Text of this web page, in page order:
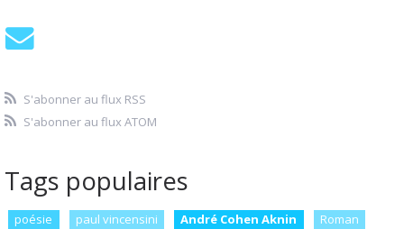
S'abonner au flux RSS
S'abonner au flux ATOM
Tags populaires
poésie paul vincensini André Cohen Aknin
Roman